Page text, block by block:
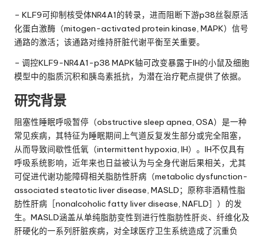
– KLF9可抑制核受体NR4A1的转录，进而阻断下游p38丝裂原活
化蛋白激酶（mitogen-activated protein kinase, MAPK）信号
通路的激活；该通路对维持肝脏代谢平衡至关重要。
– 调控KLF9-NR4A1-p38 MAPK轴可改变暴露于IH的小鼠及细胞
模型中的脂质沉积和胰岛素抵抗，为潜在治疗靶点提供了依据。
研究背景
阻塞性睡眠呼吸暂停（obstructive sleep apnea, OSA）是一种
常见疾病，其特征为睡眠期间上气道反复发生部分或完全阻塞，
从而导致间歇性低氧（intermittent hypoxia, IH）。IH不仅具有
呼吸系统影响，近年来也日益被认为与全身代谢后果相关，尤其
可促进代谢功能障碍相关脂肪性肝病（metabolic dysfunction-
associated steatotic liver disease, MASLD；原称非酒精性脂
肪性肝病［nonalcoholic fatty liver disease, NAFLD］）的发
生。MASLD涵盖从单纯脂肪变性到进行性脂肪性肝炎、纤维化及
肝硬化的一系列肝脏疾病，对全球医疗卫生系统造成了沉重负